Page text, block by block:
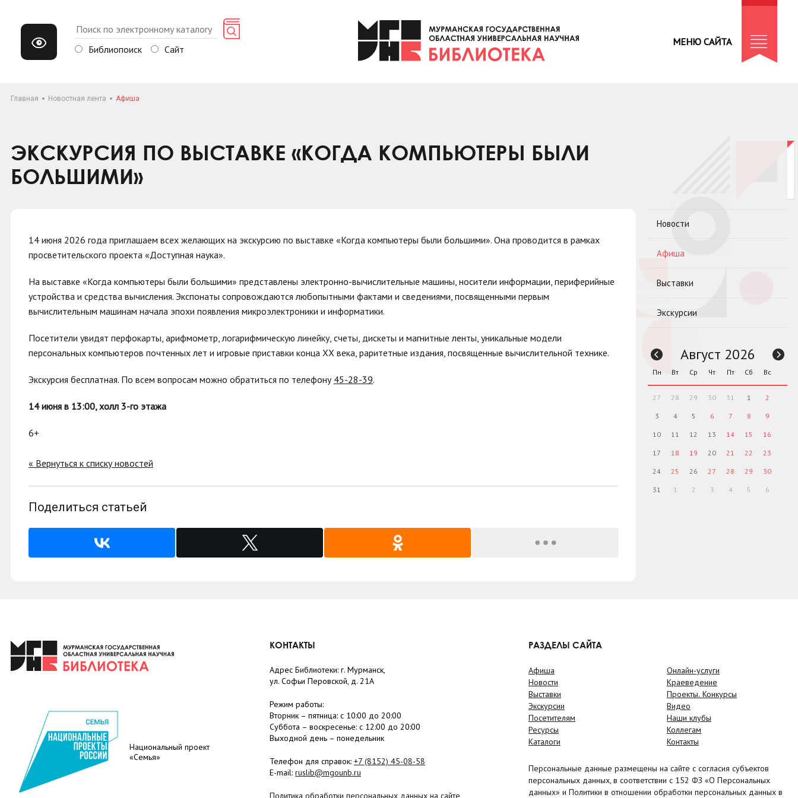
Библиопоиск Сайт
МЕНЮ САЙТА
Главная Новостная лента Афиша
ЭКСКУРСИЯ ПО ВЫСТАВКЕ «КОГДА КОМПЬЮТЕРЫ БЫЛИ
БОЛЬШИМИ»
14 июня 2026 года приглашаем всех желающих на экскурсию по выставке «Когда компьютеры были большими». Она проводится в рамках
просветительского проекта «Доступная наука».
На выставке «Когда компьютеры были большими» представлены электронно-вычислительные машины, носители информации, периферийные
устройства и средства вычисления. Экспонаты сопровождаются любопытными фактами и сведениями, посвященными первым
вычислительным машинам начала эпохи появления микроэлектроники и информатики.
Посетители увидят перфокарты, арифмометр, логарифмическую линейку, счеты, дискеты и магнитные ленты, уникальные модели
персональных компьютеров почтенных лет и игровые приставки конца XX века, раритетные издания, посвященные вычислительной технике.
Экскурсия бесплатная. По всем вопросам можно обратиться по телефону 45-28-39.
14 июня в 13:00, холл 3-го этажа
6+
« Вернуться к списку новостей
Поделиться статьей
Новости
Афиша
Выставки
Экскурсии
Август 2026
Пн Вт Ср Чт Пт Сб Вс
27 28 29 30 31 1 2
3 4 5 6 7 8 9
10 11 12 13 14 15 16
17 18 19 20 21 22 23
24 25 26 27 28 29 30
31 1 2 3 4 5 6
Национальный проект
«Семья»
КОНТАКТЫ
Адрес Библиотеки: г. Мурманск,
ул. Софьи Перовской, д. 21А
Режим работы:
Вторник – пятница: с 10:00 до 20:00
Суббота – воскресенье: c 12:00 до 20:00
Выходной день – понедельник
Телефон для справок: +7 (8152) 45-08-58
E-mail: ruslib@mgounb.ru
Политика обработки персональных данных на сайте
РАЗДЕЛЫ САЙТА
Афиша
Новости
Выставки
Экскурсии
Посетителям
Ресурсы
Каталоги
Онлайн-услуги
Краеведение
Проекты. Конкурсы
Видео
Наши клубы
Коллегам
Контакты
Персональные данные размещены на сайте с согласия субъектов
персональных данных, в соответствии с 152 ФЗ «О Персональных
данных» и Политики в отношении обработки персональных данных в